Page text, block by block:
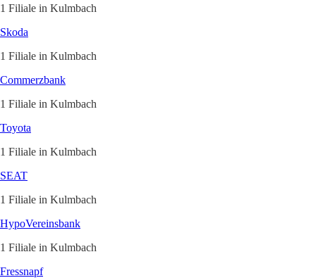
1 Filiale in Kulmbach
Skoda
1 Filiale in Kulmbach
Commerzbank
1 Filiale in Kulmbach
Toyota
1 Filiale in Kulmbach
SEAT
1 Filiale in Kulmbach
HypoVereinsbank
1 Filiale in Kulmbach
Fressnapf